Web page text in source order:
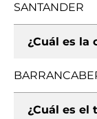
SANTANDER
¿Cuál es la
¿Cuál es el